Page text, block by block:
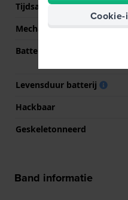
Tijdsaanduiding
Mechanisme
Batterij
Levensduur batterij
Hackbaar
Geskeletonneerd
Band informatie